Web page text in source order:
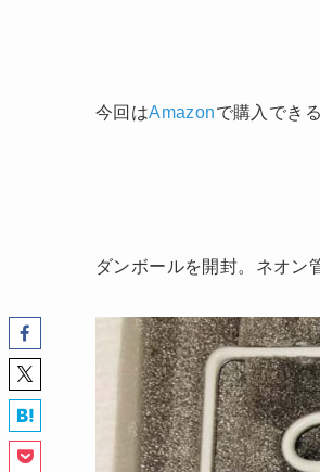
今回はAmazonで購入でき
ダンボールを開封。ネオン